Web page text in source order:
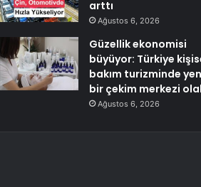
arttı
Ağustos 6, 2026
Güzellik ekonomisi
büyüyor: Türkiye
bakım turizminde
bir çekim merkezi
Ağustos 6, 2026